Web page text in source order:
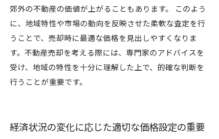
郊外の不動産の価値が上がることもあります。 このよう
に、地域特性や市場の動向を反映させた柔軟な査定を行
うことで、売却時に最適な価格を見出しやすくなりま
す。不動産売却を考える際には、専門家のアドバイスを
受け、地域の特性を十分に理解した上で、的確な判断を
行うことが重要です。
経済状況の変化に応じた適切な価格設定の重要